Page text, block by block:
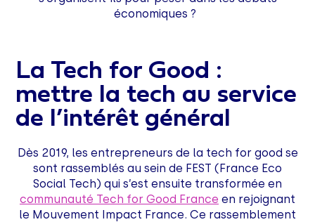
économiques ?
La Tech for Good :
mettre la tech au service
de l’intérêt général
Dès 2019, les entrepreneurs de la tech for good se
sont rassemblés au sein de FEST (France Eco
Social Tech) qui s’est ensuite transformée en
communauté Tech for Good France en rejoignant
le Mouvement Impact France. Ce rassemblement